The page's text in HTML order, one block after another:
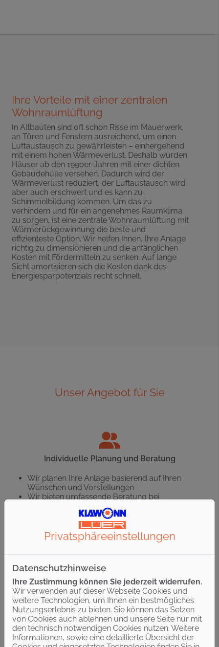
Ihre Vorteile mit einer zentralen
Wohnraumlüftung
In Altbauten sind oft schon Risse im Mauerwerk,
an Türen und Fenstern ausreichend, um einen
Luftaustausch zu gewährleisten – einhergehend
mit einem hohen Wärmeverlust. Deshalb wurden
Häuser ab den 1990er-Jahren mit einer dichten
Gebäudehülle versehen. Dadurch wird der
Wärmeverlust reduziert, der Luftaustausch wird
aber auch erschwert und es kann zu
Schimmelbildung kommen. Um das zu
verhindern und für ein angenehmes Raumklima
zu sorgen, ist eine zentrale Wohnraumlüftung mit
Wärmerückgewinnung die beste und
effizienteste Option. Wir helfen Ihnen, Ihre Anlage
richtig zu dimensionieren und die anfänglichen
Kosten mit Fördermitteln zu senken. Auf lange
Sicht amortisieren sich die Kosten dank des
Energiesparpotenzials recht schnell.
Unser Angebot für Sie
Individuelle Planung und Beratung
Wir planen Ihre Anlage basierend auf Ihren
Wünschen und Vorstellungen
Wir bieten umfassende Beratung bei
Nachrüstung und Neubau
Sie erhalten eine transparente Kostenaufstellung
ohne Überraschungen
Hohe Qualität und fachgerechte Ausführung
Wir verbauen ausschließlich hochwertige
Produkte führender Marken
Sie profitieren von umfassenden
Garantieleistungen
Wir sorgen für die regelmäßige Wartung und
Instandhaltung
Privatsphäre­einstellungen
Datenschutzhinweise
Ihre Zustimmung können Sie jederzeit widerrufen.
Wir verwenden auf dieser Webseite Cookies und
weitere Technologien, um Ihnen ein bestmögliches
Nutzungserlebnis zu bieten. Sie können das Setzen
von Cookies auch ablehnen und unsere Seite nur mit
den technisch notwendigen Cookies nutzen. Weitere
Informationen, sowie eine detaillierte Übersicht der